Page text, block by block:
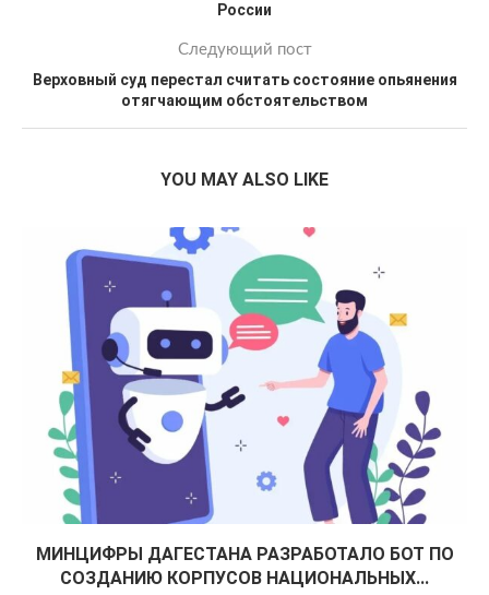
России
Следующий пост
Верховный суд перестал считать состояние опьянения
отягчающим обстоятельством
YOU MAY ALSO LIKE
МИНЦИФРЫ ДАГЕСТАНА РАЗРАБОТАЛО БОТ ПО
СОЗДАНИЮ КОРПУСОВ НАЦИОНАЛЬНЫХ...